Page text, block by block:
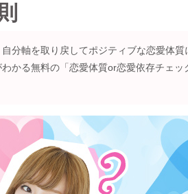
分軸を取り戻してポジティブな恋愛体質
かる無料の「恋愛体質or恋愛依存チェッ